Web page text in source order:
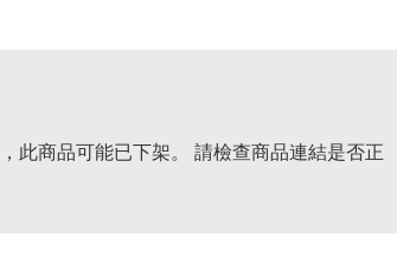
此商品可能已下架。 請檢查商品連結是否正